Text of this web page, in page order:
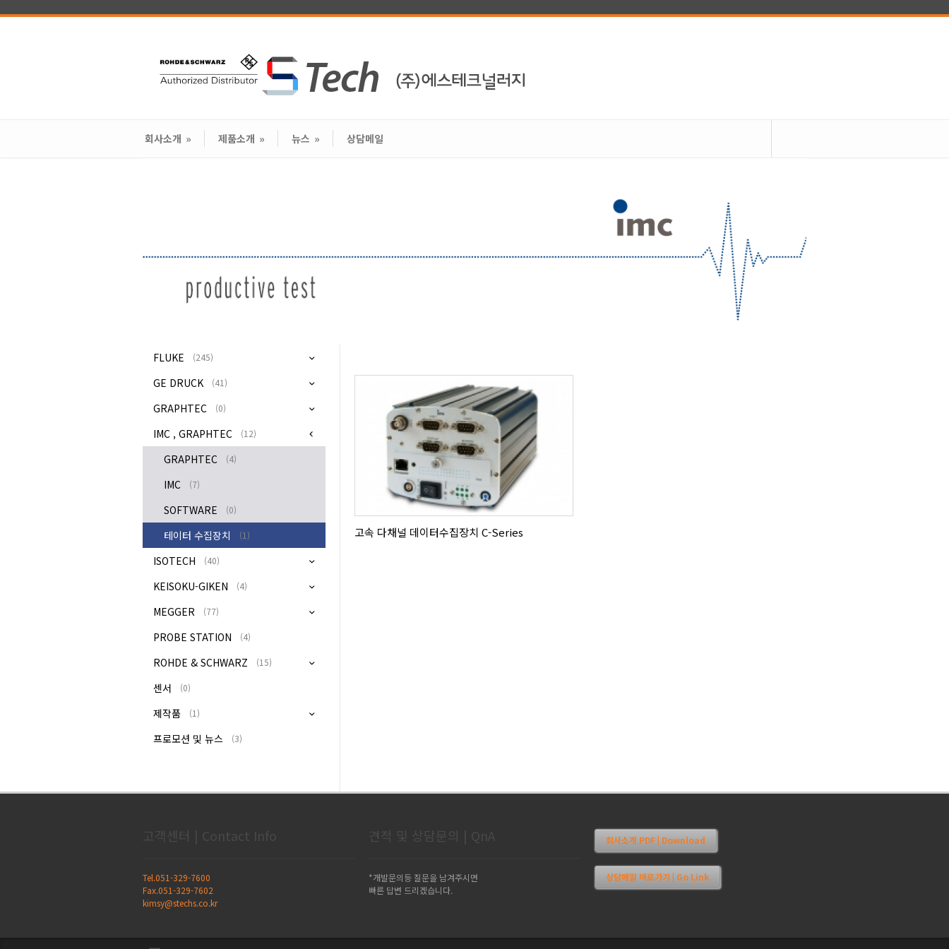
회사소개 » 제품소개 » 뉴스 » 상담메일
고속 다채널 데이터수집장치 C-Series
FLUKE (245)
GE DRUCK (41)
GRAPHTEC (0)
IMC , GRAPHTEC (12)
GRAPHTEC (4)
IMC (7)
SOFTWARE (0)
테이터 수집장치 (1)
ISOTECH (40)
KEISOKU-GIKEN (4)
MEGGER (77)
PROBE STATION (4)
ROHDE & SCHWARZ (15)
센서 (0)
제작품 (1)
프로모션 및 뉴스 (3)
고객센터 | Contact Info
Tel.051-329-7600
Fax.051-329-7602
kimsy@stechs.co.kr
견적 및 상담문의 | QnA
*개발문의등 질문을 남겨주시면
빠른 답변 드리겠습니다.
회사소개 PDF | Download
상담메일 바로가기 | Go Link